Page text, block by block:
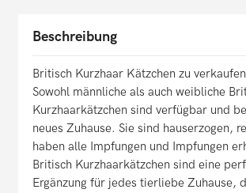
Beschreibung
Britisch Kurzhaar Kätzchen zu verkaufen
Sowohl männliche als auch weibliche
Kurzhaarkätzchen sind verfügbar und
neues Zuhause. Sie sind hauserzogen,
haben alle Impfungen und Impfungen
Britisch Kurzhaarkätzchen sind eine
Ergänzung für jedes tierliebe Zuhause,